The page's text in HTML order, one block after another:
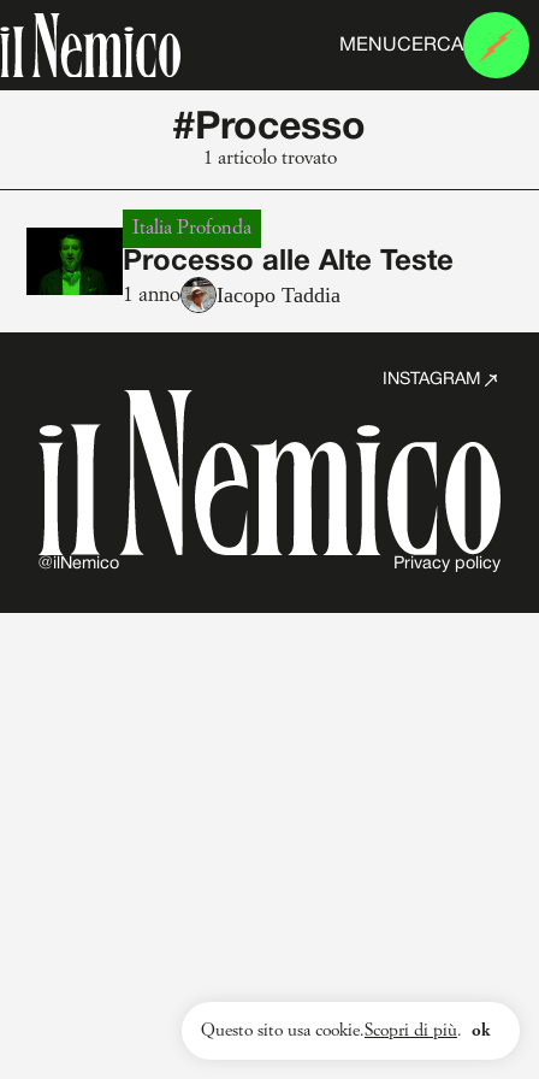
MENUCERCA
#Processo
1 articolo trovato
Italia Profonda
Processo alle Alte Teste
1 anno Iacopo Taddia
INSTAGRAM
@ilNemico Privacy policy
Questo sito usa cookie.Scopri di più. ok